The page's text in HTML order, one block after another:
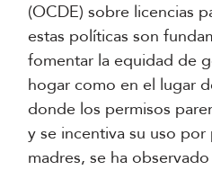
(OCDE) sobre licencias
estas políticas son
fomentar la equidad de
hogar como en el lugar
donde los permisos
y se incentiva su uso
madres, se ha